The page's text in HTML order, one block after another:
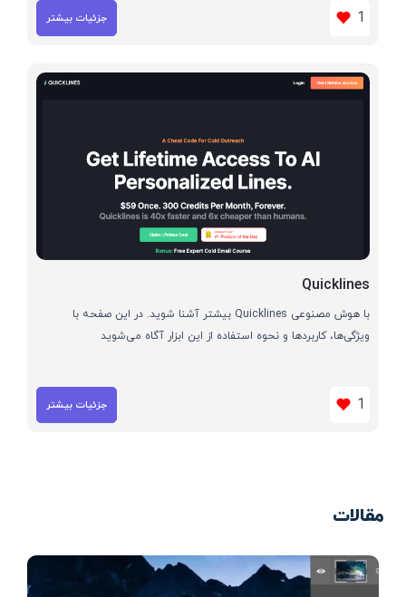
1 جزئیات بیشتر
Quicklines
با هوش مصنوعی Quicklines بیشتر آشنا شوید. در این صفحه با
ویژگی‌ها، کاربردها و نحوه استفاده از این ابزار آگاه می‌شوید
1 جزئیات بیشتر
مقالات